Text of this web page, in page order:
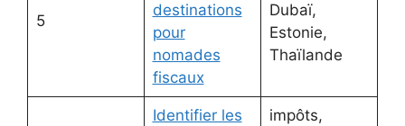
5
destinations
pour
nomades
fiscaux
Dubaï,
Estonie,
Thaïlande
Identifier les
impôts,